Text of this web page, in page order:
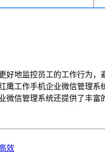
地监控员工的工作行为
工作手机企业微信管理
信管理系统还提供了丰富
效